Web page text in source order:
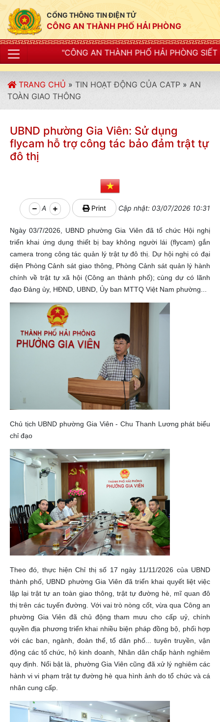
CỔNG THÔNG TIN ĐIỆN TỬ
CÔNG AN THÀNH PHỐ HẢI PHÒNG
AN THÀNH PHỐ HẢI PHÒNG SIẾT CHẶT KỶ LUẬT, KỶ
TRANG CHỦ » TIN HOẠT ĐỘNG CỦA CATP » AN
TOÀN GIAO THÔNG
UBND phường Gia Viên: Sử dụng
flycam hỗ trợ công tác bảo đảm trật tự
đô thị
A Print Cập nhật: 03/07/2026 10:31
Ngày 03/7/2026, UBND phường Gia Viên đã tổ chức Hội nghị
triển khai ứng dụng thiết bị bay không người lái (flycam) gắn
camera trong công tác quản lý trật tự đô thị. Dự hội nghị có đại
diện Phòng Cảnh sát giao thông, Phòng Cảnh sát quản lý hành
chính về trật tự xã hội (Công an thành phố); cùng dự có lãnh
đạo Đảng ủy, HĐND, UBND, Ủy ban MTTQ Việt Nam phường...
Chủ tịch UBND phường Gia Viên - Chu Thanh Lương phát biểu
chỉ đạo
Theo đó, thực hiện Chỉ thị số 17 ngày 11/11/2026 của UBND
thành phố, UBND phường Gia Viên đã triển khai quyết liệt việc
lập lại trật tự an toàn giao thông, trật tự đường hè, mĩ quan đô
thị trên các tuyến đường. Với vai trò nòng cốt, vừa qua Công an
phường Gia Viên đã chủ động tham mưu cho cấp uỷ, chính
quyền địa phương triển khai nhiều biện pháp đồng bộ, phối hợp
với các ban, ngành, đoàn thể, tổ dân phố... tuyên truyền, vận
động các tổ chức, hộ kinh doanh, Nhân dân chấp hành nghiêm
quy định. Nổi bật là, phường Gia Viên cũng đã xử lý nghiêm các
hành vi vi phạm trật tự đường hè qua hình ảnh do tổ chức và cá
nhân cung cấp.